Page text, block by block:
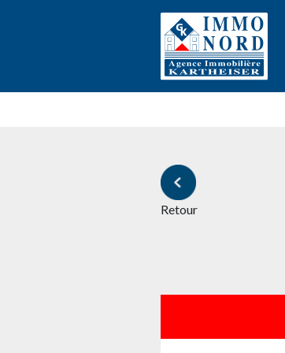
Retour